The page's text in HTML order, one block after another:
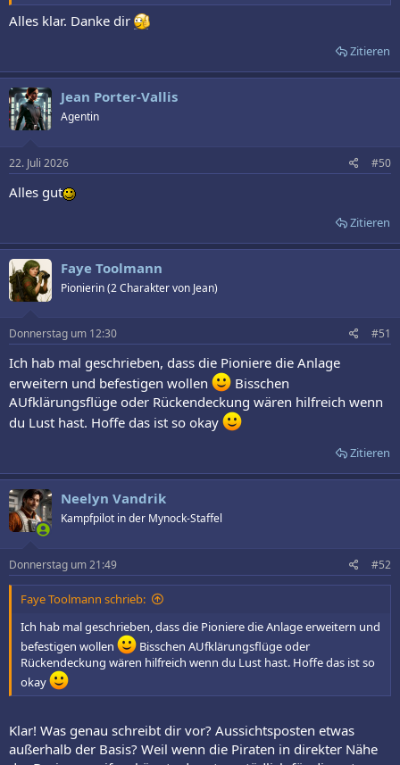
Alles klar. Danke dir
Zitieren
Jean Porter-Vallis
Agentin
22. Juli 2026 #50
Alles gut
Zitieren
Faye Toolmann
Pionierin (2 Charakter von Jean)
Donnerstag um 12:30 #51
Ich hab mal geschrieben, dass die Pioniere die Anlage
erweitern und befestigen wollen
Bisschen
AUfklärungsflüge oder Rückendeckung wären hilfreich wenn
du Lust hast. Hoffe das ist so okay
Zitieren
Neelyn Vandrik
Kampfpilot in der Mynock-Staffel
Donnerstag um 21:49 #52
Faye Toolmann schrieb:
Ich hab mal geschrieben, dass die Pioniere die Anlage erweitern und
befestigen wollen
Bisschen AUfklärungsflüge oder
Rückendeckung wären hilfreich wenn du Lust hast. Hoffe das ist so
okay
Klar! Was genau schreibt dir vor? Aussichtsposten etwas
außerhalb der Basis? Weil wenn die Piraten in direkter Nähe